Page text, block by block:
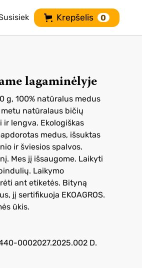
Krepšelis 0
lagaminėlyje
g, 100% natūralus medus
natūralaus bičių
lengva. Ekologiškas
medus, išsuktas
ir šviesios spalvos.
Mes jį išsaugome. Laikyti
Laikymo
ant etiketės. Bityną
jį sertifikuoja EKOAGROS.
ūkis.
0002027.2025.002 D.